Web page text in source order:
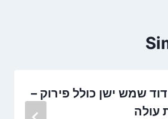
שמש ישן כולל פירוק –
עולה